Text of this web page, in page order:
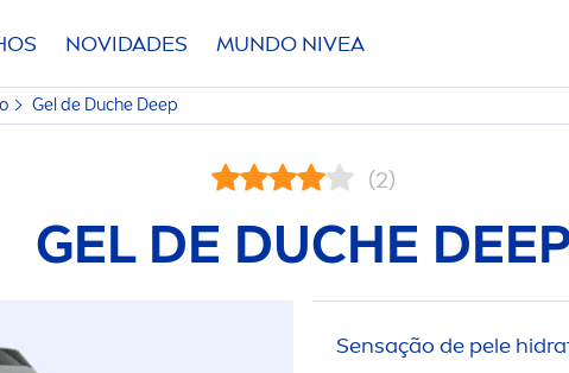
NOVIDADES MUNDO NIVEA
Gel de Duche Deep
(2)
GEL DE DUCHE
Sensação de pele